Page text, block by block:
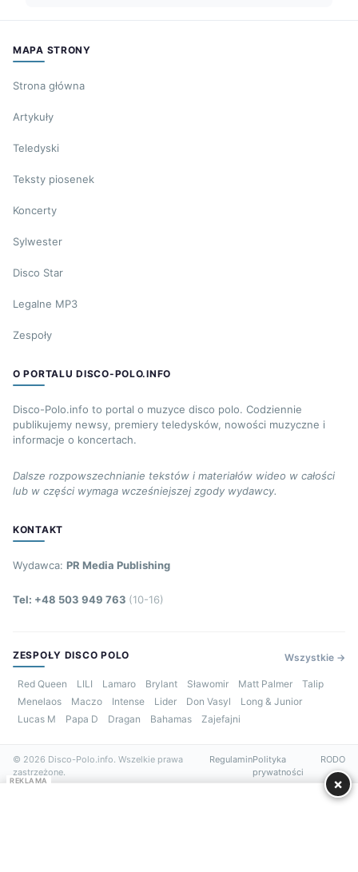
MAPA STRONY
Strona główna
Artykuły
Teledyski
Teksty piosenek
Koncerty
Sylwester
Disco Star
Legalne MP3
Zespoły
O PORTALU DISCO-POLO.INFO
Disco-Polo.info to portal o muzyce disco polo. Codziennie
publikujemy newsy, premiery teledysków, nowości muzyczne i
informacje o koncertach.
Dalsze rozpowszechnianie tekstów i materiałów wideo w całości
lub w części wymaga wcześniejszej zgody wydawcy.
KONTAKT
Wydawca: PR Media Publishing
Tel: +48 503 949 763 (10-16)
ZESPOŁY DISCO POLO Wszystkie →
Red Queen LILI Lamaro Brylant Sławomir Matt Palmer
Talip
Menelaos
Maczo Intense Lider Don Vasyl
Long & Junior
Lucas M
Papa D Dragan Bahamas Zajefajni
© 2026 Disco-Polo.info. Wszelkie prawa
zastrzeżone.
RegulaminPolityka
prywatności
RODO
REKLAMA ×